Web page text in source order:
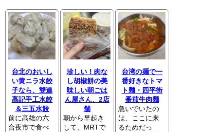
台北のおいし
い黄ニラ水餃
子なら、雙連
高記手工水餃
＆三五水餃
前に高雄の六
合夜市で食べ
珍しい！肉な
し胡椒餅の美
味しい朝ごは
ん屋さん、2店
舗
朝から早起き
して、MRTで
台湾の麺で一
番好きなトマ
ト麺・四平街
番茄牛肉麺
急いでいたの
は、ここに来
るためだっ